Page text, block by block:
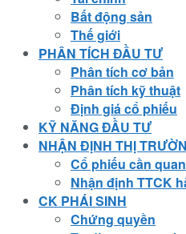
Bất động sản
Thế giới
PHÂN TÍCH ĐẦU TƯ
Phân tích cơ bản
Phân tích kỹ thuật
Định giá cổ phiếu
KỸ NĂNG ĐẦU TƯ
NHẬN ĐỊNH THỊ
Cổ phiếu cần
Nhận định TTCK
CK PHÁI SINH
Chứng quyền